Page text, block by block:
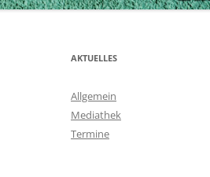
AKTUELLES
Allgemein
Mediathek
Termine